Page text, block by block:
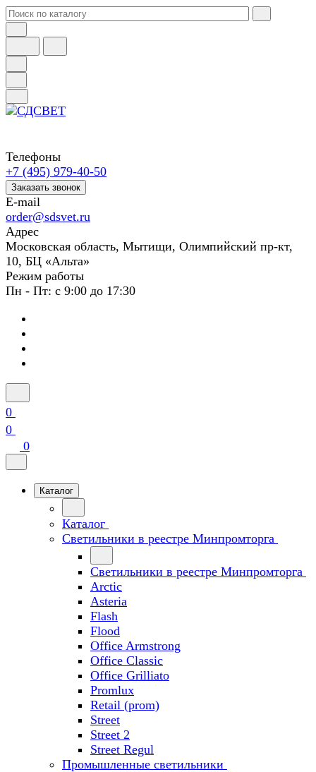
Телефоны
+7 (495) 979-40-50
Заказать звонок
E-mail
order@sdsvet.ru
Адрес
Московская область, Мытищи, Олимпийский пр-кт,
10, БЦ «Альта»
Режим работы
Пн - Пт: с 9:00 до 17:30
0
0
0
Каталог
Каталог
Светильники в реестре Минпромторга
Светильники в реестре Минпромторга
Arctic
Asteria
Flash
Flood
Office Armstrong
Office Classic
Office Grilliato
Promlux
Retail (prom)
Street
Street 2
Street Regul
Промышленные светильники